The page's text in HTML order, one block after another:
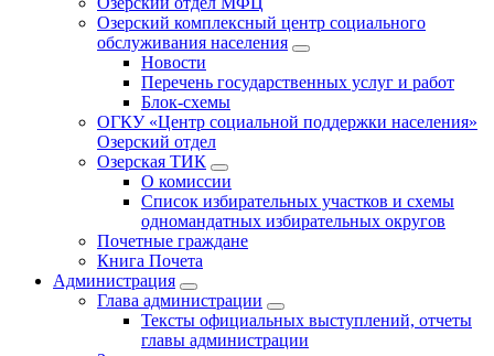
Озерский комплексный центр социального
обслуживания населения
Новости
Перечень государственных услуг и работ
Блок-схемы
ОГКУ «Центр социальной поддержки населения»
Озерский отдел
Озерская ТИК
О комиссии
Список избирательных участков и схемы
одномандатных избирательных округов
Почетные граждане
Книга Почета
Администрация
Глава администрации
Тексты официальных выступлений, отчеты
главы администрации